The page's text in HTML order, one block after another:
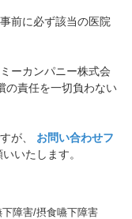
前に必ず該当の医院
ーカンパニー株式会
の責任を一切負わない
が、 お問い合わせフ
いたします。
下障害/摂食嚥下障害